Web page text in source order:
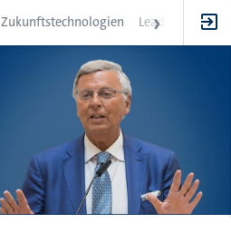
Zukunftstechnologien Leadership